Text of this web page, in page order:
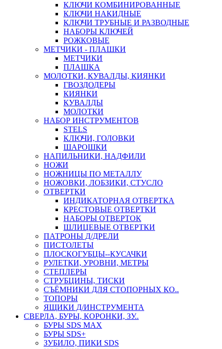
КЛЮЧИ КОМБИНИРОВАННЫЕ
КЛЮЧИ НАКИДНЫЕ
КЛЮЧИ ТРУБНЫЕ И РАЗВОДНЫЕ
НАБОРЫ КЛЮЧЕЙ
РОЖКОВЫЕ
МЕТЧИКИ - ПЛАШКИ
МЕТЧИКИ
ПЛАШКА
МОЛОТКИ, КУВАЛДЫ, КИЯНКИ
ГВОЗДОДЕРЫ
КИЯНКИ
КУВАЛДЫ
МОЛОТКИ
НАБОР ИНСТРУМЕНТОВ
STELS
КЛЮЧИ, ГОЛОВКИ
ШАРОШКИ
НАПИЛЬНИКИ, НАДФИЛИ
НОЖИ
НОЖНИЦЫ ПО МЕТАЛЛУ
НОЖОВКИ, ЛОБЗИКИ, СТУСЛО
ОТВЕРТКИ
ИНДИКАТОРНАЯ ОТВЕРТКА
КРЕСТОВЫЕ ОТВЕРТКИ
НАБОРЫ ОТВЕРТОК
ШЛИЦЕВЫЕ ОТВЕРТКИ
ПАТРОНЫ Д/ДРЕЛИ
ПИСТОЛЕТЫ
ПЛОСКОГУБЦЫ--КУСАЧКИ
РУЛЕТКИ, УРОВНИ, МЕТРЫ
СТЕПЛЕРЫ
СТРУБЦИНЫ, ТИСКИ
СЪЁМНИКИ ДЛЯ СТОПОРНЫХ КО..
ТОПОРЫ
ЯЩИКИ Д/ИНСТРУМЕНТА
СВЕРЛА, БУРЫ, КОРОНКИ, ЗУ..
БУРЫ SDS MAX
БУРЫ SDS+
ЗУБИЛО, ПИКИ SDS